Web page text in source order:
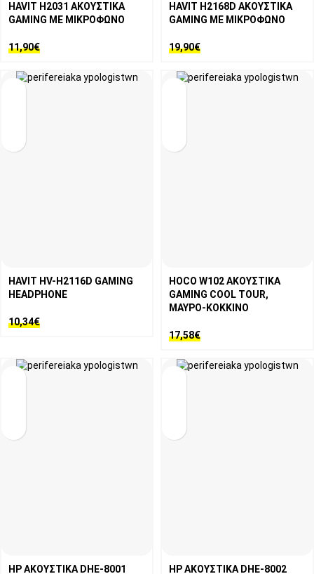
HAVIT H2031 ΑΚΟΥΣΤΙΚΑ
GAMING ΜΕ ΜΙΚΡΟΦΩΝΟ
11,90€
HAVIT H2168D ΑΚΟΥΣΤΙΚΑ
GAMING ΜΕ ΜΙΚΡΟΦΩΝΟ
19,90€
HAVIT HV-H2116D GAMING
HEADPHONE
10,34€
HOCO W102 ΑΚΟΥΣΤΙΚΑ
GAMING COOL TOUR,
ΜΑΥΡΟ-KOKKINO
17,58€
HP ΑΚΟΥΣΤΙΚΑ DHE-8001 HP ΑΚΟΥΣΤΙΚΑ DHE-8002